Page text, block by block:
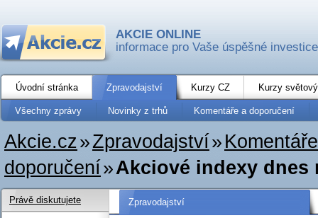
AKCIE ONLINE
informace pro Vaše úspěšné investice
Úvodní stránka Zpravodajství Kurzy CZ Kurzy
Všechny zprávy Novinky z trhů Komentáře a doporučení
Akcie.cz»Zpravodajství»
doporučení»Akciové indexy dnes
Zpravodajství
Právě diskutujete